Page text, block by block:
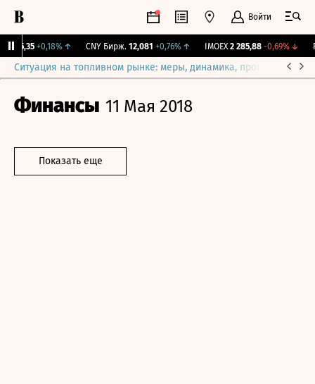
Войти
115,35 +0,18%↑ CNY Бирж. 12,081 +0,76%↑ IMOEX 2 285,88 -0,69%↓
Ситуация на топливном рынке: меры, динамика, прогнозы
Финансы 11 Мая 2018
Показать еще